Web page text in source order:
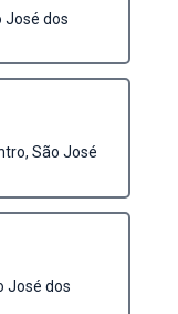
José dos
São José
José dos